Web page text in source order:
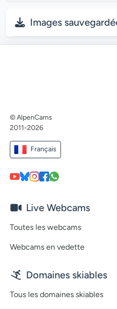
Images
© AlpenCams
2011-2026
Français
Live Webcams
Toutes les webcams
Webcams en vedette
Domaines skiables
Tous les domaines skiables